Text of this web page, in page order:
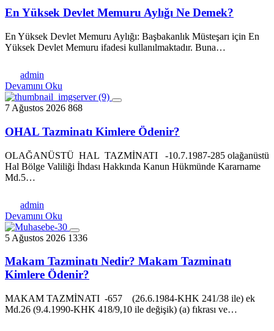
En Yüksek Devlet Memuru Aylığı Ne Demek?
En Yüksek Devlet Memuru Aylığı: Başbakanlık Müsteşarı için En
Yüksek Devlet Memuru ifadesi kullanılmaktadır. Buna…
admin
Devamını Oku
7 Ağustos 2026 868
OHAL Tazminatı Kimlere Ödenir?
OLAĞANÜSTÜ HAL TAZMİNATI -10.7.1987-285 olağanüstü
Hal Bölge Valiliği İhdası Hakkında Kanun Hükmünde Kararname
Md.5…
admin
Devamını Oku
5 Ağustos 2026 1336
Makam Tazminatı Nedir? Makam Tazminatı
Kimlere Ödenir?
MAKAM TAZMİNATI -657 (26.6.1984-KHK 241/38 ile) ek
Md.26 (9.4.1990-KHK 418/9,10 ile değişik) (a) fıkrası ve…